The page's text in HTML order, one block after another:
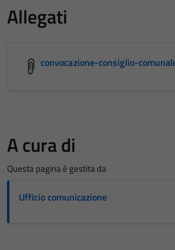
Allegati
convocazione-consiglio-
A cura di
Questa pagina è gestita da
Ufficio comunicazione